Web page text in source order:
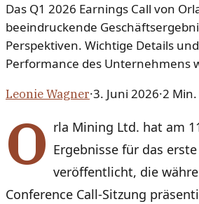
Das Q1 2026 Earnings Call von
beeindruckende
Perspektiven. Wichtige Details
Performance des Unternehmens
Leonie Wagner·3. Juni 2026·2
O rla Mining Ltd. hat am
Ergebnisse für das
veröffentlicht, die
Conference Call-Sitzung